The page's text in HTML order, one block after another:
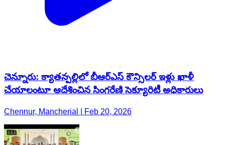
చెన్నూరు: క్యాతన్పల్లిలో బీఆర్ఎస్ కౌన్సిలర్ ఇళ్లు ఖాళీ
చేయాలంటూ ఆదేశించిన సింగరేణి సెక్యూరిటీ అధికారులు
Chennur, Mancherial | Feb 20, 2026